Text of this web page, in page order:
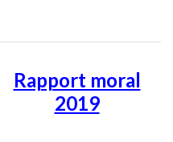
Rapport moral
2019